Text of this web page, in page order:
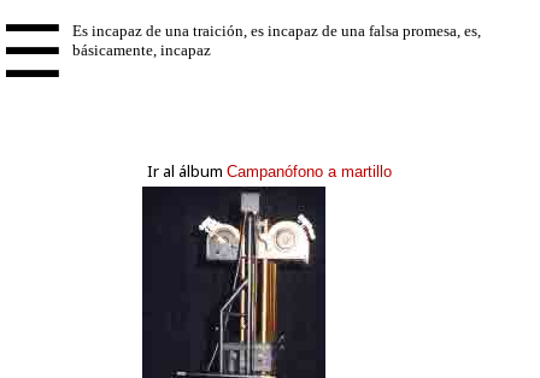
☰
Ir al álbum Campanófono a martillo